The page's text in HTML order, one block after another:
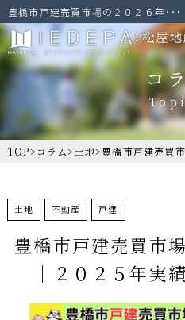
豊橋市戸建売買市場の２０２６年･･･
TOP> コラム> 土地>豊橋市戸建売買市場の２
コ
土地 不動産 戸建
豊橋市戸建売買市
｜２０２５年実